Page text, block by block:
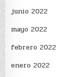
junio 2022
mayo 2022
febrero 2022
enero 2022